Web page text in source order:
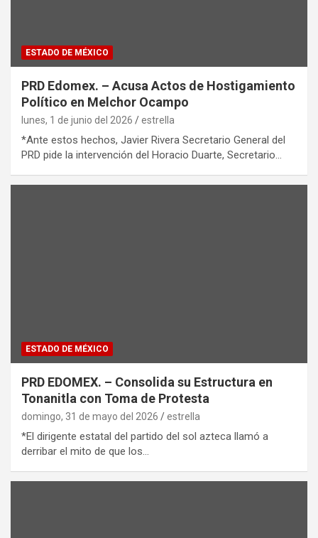
ESTADO DE MÉXICO
PRD Edomex. – Acusa Actos de Hostigamiento
Político en Melchor Ocampo
lunes, 1 de junio del 2026 estrella
*Ante estos hechos, Javier Rivera Secretario General del
PRD pide la intervención del Horacio Duarte, Secretario…
ESTADO DE MÉXICO
PRD EDOMEX. – Consolida su Estructura en
Tonanitla con Toma de Protesta
domingo, 31 de mayo del 2026 estrella
*El dirigente estatal del partido del sol azteca llamó a
derribar el mito de que los…